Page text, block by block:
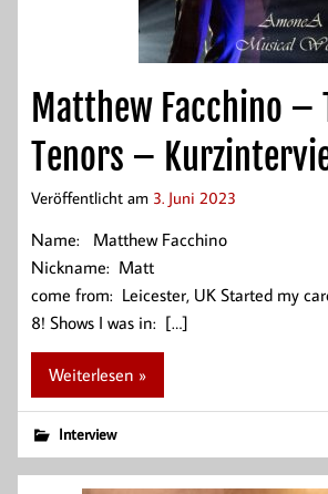
Matthew Facchino –
Tenors –
Veröffentlicht am 3. Juni 2023
Name: Matthew
Nickname: Matt
come from: Leicester, UK Started my
8! Shows I was in: […]
Weiterlesen »
Interview